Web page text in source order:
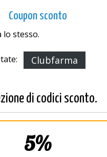
Coupon sconto
lo stesso.
Clubfarma
di codici sconto.
5%